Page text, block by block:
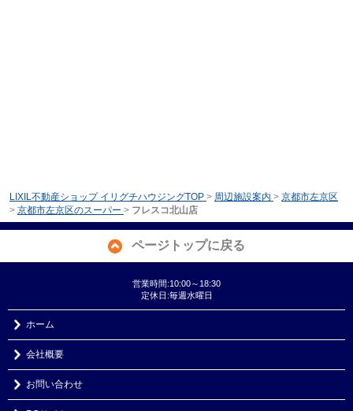
LIXIL不動産ショップ イリグチハウジングTOP > 周辺施設案内 > 京都市左京区
> 京都市左京区のスーパー > フレスコ北山店
ページトップに戻る
営業時間:10:00～18:30
定休日:毎週水曜日
ホーム
会社概要
お問い合わせ